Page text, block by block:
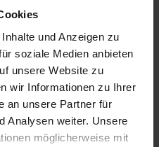
und Anzeigen zu
soziale Medien anbieten
unsere Website zu
wir Informationen zu Ihrer
an unsere Partner für
Analysen weiter. Unsere
möglicherweise mit
Tage
Wert ein oder benutze die Schaltflächen
In den Warenkorb
Produktnummer: 1870328